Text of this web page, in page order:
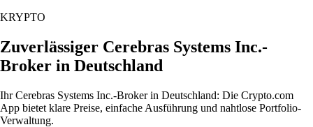
KRYPTO
Zuverlässiger Cerebras Systems Inc.-
Broker in Deutschland
Ihr Cerebras Systems Inc.-Broker in Deutschland: Die Crypto.com
App bietet klare Preise, einfache Ausführung und nahtlose Portfolio-
Verwaltung.